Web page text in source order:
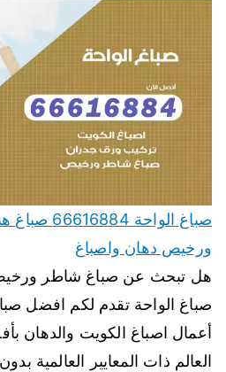
صباغ الواحة
ورخيص دهان واصباغ
هل تبحث عن صباغ شاطر
صباغ الواحة تقدم لكم افضل
أعمال اصباغ الكويت والدهان
العالم ذات المعايير العالمية